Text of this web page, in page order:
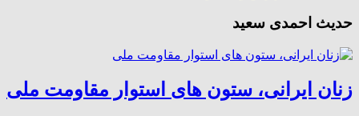
حدیث احمدی سعید
زنان ایرانی، ستون های استوار مقاومت ملی